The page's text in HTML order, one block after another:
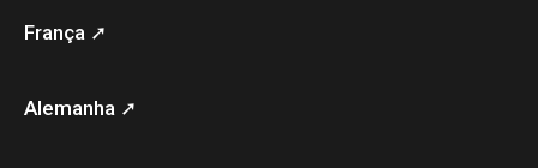
França ➚
Alemanha ➚